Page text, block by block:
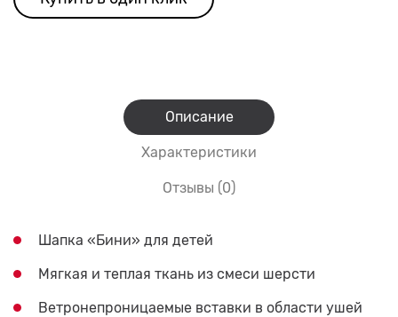
Описание
Характеристики
Отзывы (0)
Шапка «Бини» для детей
Мягкая и теплая ткань из смеси шерсти
Ветронепроницаемые вставки в области ушей